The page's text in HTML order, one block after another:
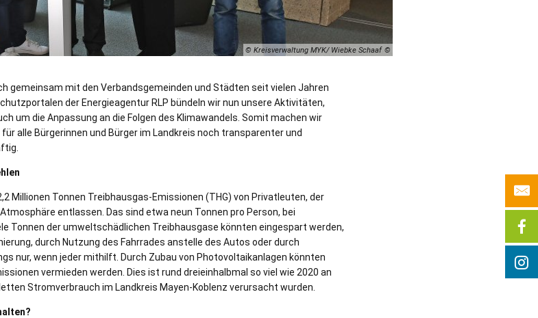
© Kreisverwaltung MYK/ Wiebke Schaaf
gemeinsam mit den Verbandsgemeinden und Städten seit vielen Jahren
der Energieagentur RLP bündeln wir nun unsere Aktivitäten,
um die Anpassung an die Folgen des Klimawandels. Somit machen wir
alle Bürgerinnen und Bürger im Landkreis noch transparenter und
Millionen Tonnen Treibhausgas-Emissionen (THG) von Privatleuten, der
entlassen. Das sind etwa neun Tonnen pro Person, bei
Tonnen der umweltschädlichen Treibhausgase könnten eingespart werden,
durch Nutzung des Fahrrades anstelle des Autos oder durch
nur, wenn jeder mithilft. Durch Zubau von Photovoltaikanlagen könnten
vermieden werden. Dies ist rund dreieinhalbmal so viel wie 2020 an
Stromverbrauch im Landkreis Mayen-Koblenz verursacht wurden.